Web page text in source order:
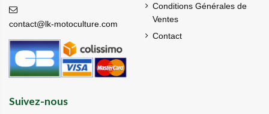
contact@lk-motoculture.com
Conditions Générales de
Ventes
Contact
Suivez-nous